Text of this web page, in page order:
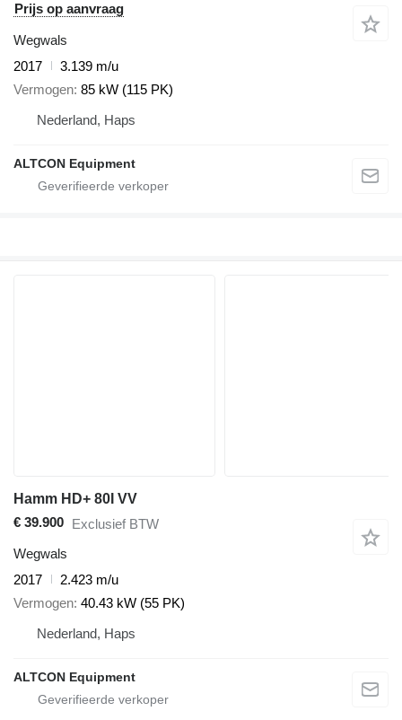
Prijs op aanvraag
Wegwals
2017
3.139 m/u
Vermogen 85 kW (115 PK)
Nederland, Haps
ALTCON Equipment
Hamm HD+ 80I VV
€ 39.900 Exclusief BTW
Wegwals
2017
2.423 m/u
Vermogen 40.43 kW (55 PK)
Nederland, Haps
ALTCON Equipment